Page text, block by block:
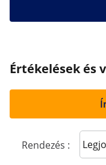
Értékelések és
Rendezés :